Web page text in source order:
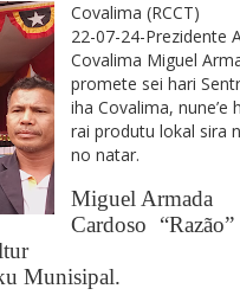
Covalima (RCCT)
22-07-24-Prezidente
Covalima Miguel
promete sei hari
iha Covalima, nune’e
rai produtu lokal sira
no natar.
Miguel Armada
Cardoso
Munisipal.